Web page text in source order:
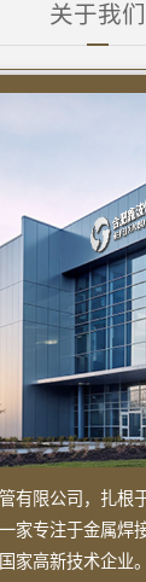
关于我们
有限公司，扎根
家专注于金属焊
家高新技术企业